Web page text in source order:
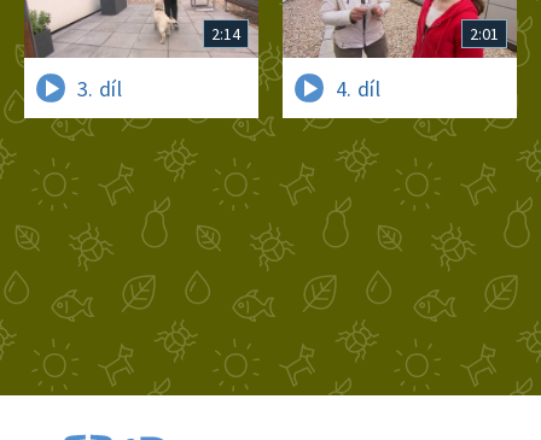
2:14
3. díl
2:01
4. díl